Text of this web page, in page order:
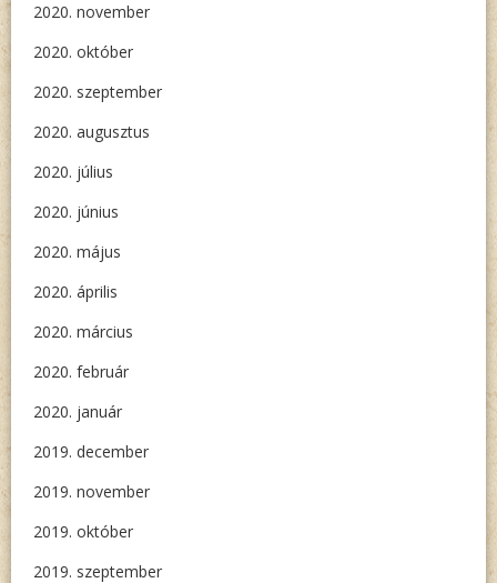
2020. november
2020. október
2020. szeptember
2020. augusztus
2020. július
2020. június
2020. május
2020. április
2020. március
2020. február
2020. január
2019. december
2019. november
2019. október
2019. szeptember